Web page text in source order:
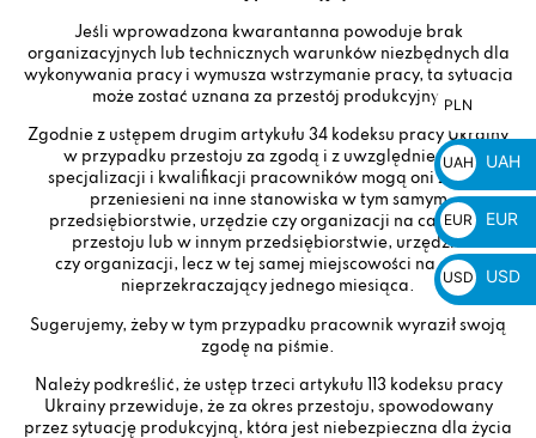
Jeśli wprowadzona kwarantanna powoduje brak
organizacyjnych lub technicznych warunków niezbędnych dla
wykonywania pracy i wymusza wstrzymanie pracy, ta sytuacja
może zostać uznana za przestój produkcyjny.
Zgodnie z ustępem drugim artykułu 34 kodeksu pracy Ukrainy
w przypadku przestoju za zgodą i z uwzględnieniem
specjalizacji i kwalifikacji pracowników mogą oni zostać
przeniesieni na inne stanowiska w tym samym
przedsiębiorstwie, urzędzie czy organizacji na cały czas
przestoju lub w innym przedsiębiorstwie, urzędzie
czy organizacji, lecz w tej samej miejscowości na okres
nieprzekraczający jednego miesiąca.
Sugerujemy, żeby w tym przypadku pracownik wyraził swoją
zgodę na piśmie.
Należy podkreślić, że ustęp trzeci artykułu 113 kodeksu pracy
Ukrainy przewiduje, że za okres przestoju, spowodowany
przez sytuację produkcyjną, która jest niebezpieczna dla życia
PLN
zł
UAH
₴
UAH
EUR
€
EUR
USD
$
USD